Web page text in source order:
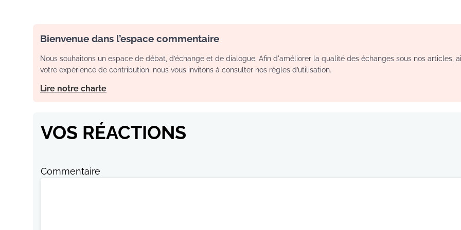
Bienvenue dans l’espace commentaire
Nous souhaitons un espace de débat, d’échange et de dialogue. Afin d'améliorer la qualité des échanges sous nos articles,
votre expérience de contribution, nous vous invitons à consulter nos règles d’utilisation.
Lire notre charte
VOS RÉACTIONS
Commentaire